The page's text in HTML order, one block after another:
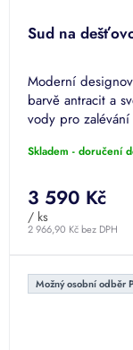
Sud na
Moderní
barvě antracit a
vody pro zalévání
Skladem - doručení
2 966,90 Kč bez DPH
3 590 Kč
/ ks
Možný osobní odběr